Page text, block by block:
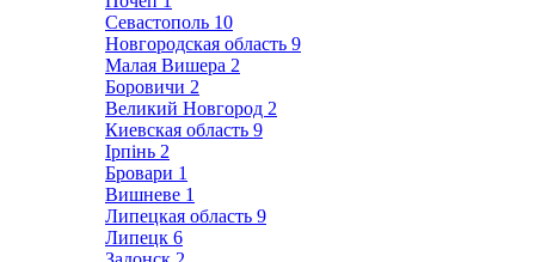
Севастополь 10
Новгородская область 9
Малая Вишера 2
Боровичи 2
Великий Новгород 2
Киевская область 9
Ірпінь 2
Бровари 1
Вишневе 1
Липецкая область 9
Липецк 6